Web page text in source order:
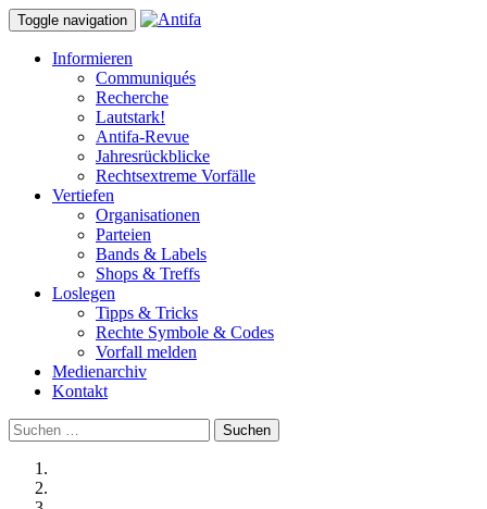
Toggle navigation
Informieren
Communiqués
Recherche
Lautstark!
Antifa-Revue
Jahresrückblicke
Rechtsextreme Vorfälle
Vertiefen
Organisationen
Parteien
Bands & Labels
Shops & Treffs
Loslegen
Tipps & Tricks
Rechte Symbole & Codes
Vorfall melden
Medienarchiv
Kontakt
Suchen
nach: